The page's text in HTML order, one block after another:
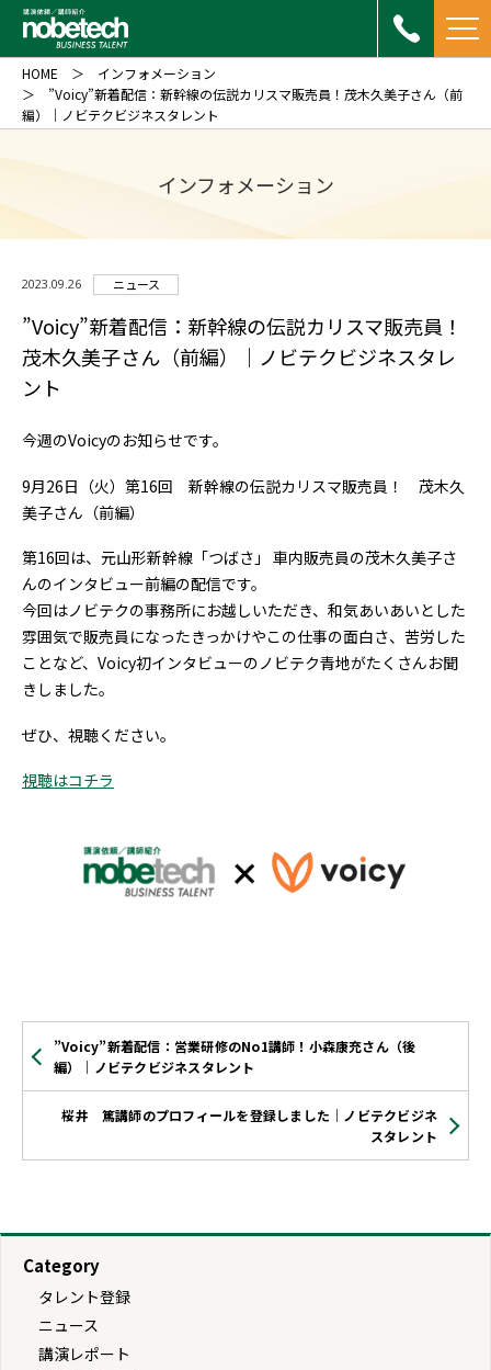
インフォメーション
HOME
インフォメーション
”Voicy”新着配信：新幹線の伝説カリスマ販売員！茂木久美子さん（前
編）｜ノビテクビジネスタレント
2023.09.26 ニュース
”Voicy”新着配信：新幹線の伝説カリスマ販売員！
茂木久美子さん（前編）｜ノビテクビジネスタレ
ント
今週のVoicyのお知らせです。
9月26日（火）第16回 新幹線の伝説カリスマ販売員！ 茂木久
美子さん（前編）
第16回は、元山形新幹線「つばさ」 車内販売員の茂木久美子さ
んのインタビュー前編の配信です。
今回はノビテクの事務所にお越しいただき、和気あいあいとした
雰囲気で販売員になったきっかけやこの仕事の面白さ、苦労した
ことなど、Voicy初インタビューのノビテク青地がたくさんお聞
きしました。
ぜひ、視聴ください。
視聴はコチラ
”Voicy”新着配信：営業研修のNo1講師！小森康充さん（後
編）｜ノビテクビジネスタレント
桜井 篤講師のプロフィールを登録しました｜ノビテクビジネ
スタレント
Category
タレント登録
ニュース
講演レポート